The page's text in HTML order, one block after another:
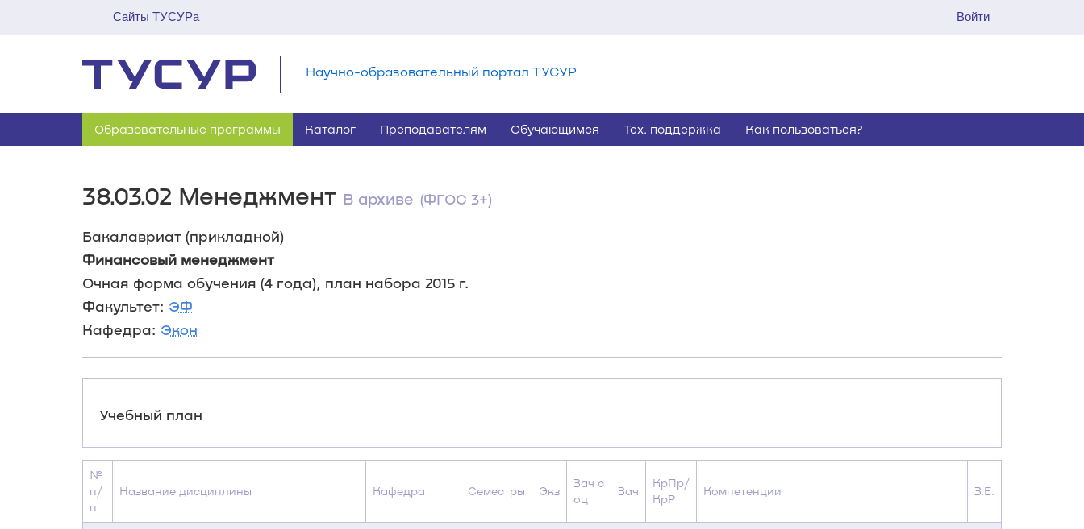
Сайты ТУСУРа Войти
Научно-образовательный портал ТУСУР
Образовательные программы Каталог Преподавателям Обучающимся Тех. поддержка Как пользоваться?
38.03.02 Менеджмент В архиве (ФГОС 3+)
Бакалавриат (прикладной)
Финансовый менеджмент
Очная форма обучения (4 года), план набора 2015 г.
Факультет: ЭФ
Кафедра: Экон
Учебный план
№
п/
п
Название дисциплины Кафедра Семестры Экз
Зач с
оц
Зач
КрПр/
КрР
Компетенции З.Е.